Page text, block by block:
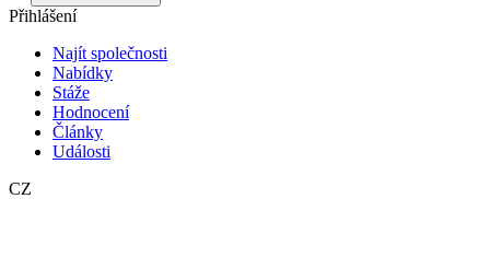
Přihlášení
Najít společnosti
Nabídky
Stáže
Hodnocení
Články
Události
CZ